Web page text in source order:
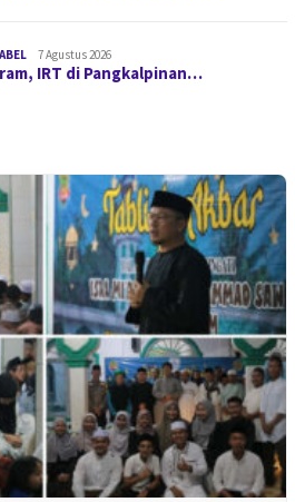
7 Agustus 2026
IRT di Pangkalpinan…